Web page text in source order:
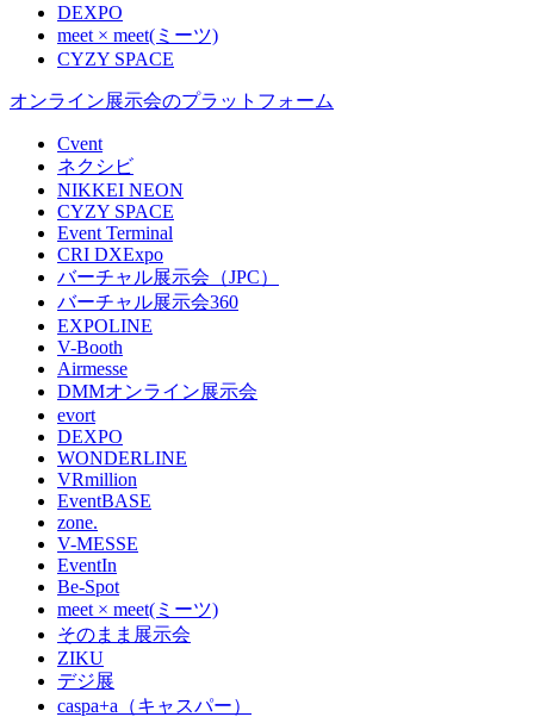
DEXPO
meet × meet(ミーツ)
CYZY SPACE
オンライン展示会のプラットフォーム
Cvent
ネクシビ
NIKKEI NEON
CYZY SPACE
Event Terminal
CRI DXExpo
バーチャル展示会（JPC）
バーチャル展示会360
EXPOLINE
V-Booth
Airmesse
DMMオンライン展示会
evort
DEXPO
WONDERLINE
VRmillion
EventBASE
zone.
V-MESSE
EventIn
Be-Spot
meet × meet(ミーツ)
そのまま展示会
ZIKU
デジ展
caspa+a（キャスパー）